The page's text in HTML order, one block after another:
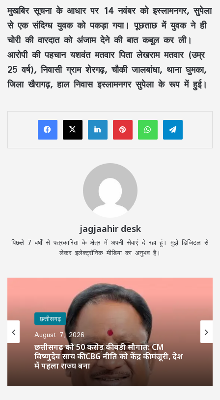
मुखबिर सूचना के आधार पर 14 नवंबर को इस्लामनगर, सुपेला
से एक संदिग्ध युवक को पकड़ा गया। पूछताछ में युवक ने ही
चोरी की वारदात को अंजाम देने की बात कबूल कर ली।
आरोपी की पहचान यशवंत मतवार पिता लेखराम मतवार (उम्र
25 वर्ष), निवासी ग्राम शेरगढ़, चौकी जालबांधा, थाना घुमका,
जिला खैरागढ़, हाल निवास इस्लामनगर सुपेला के रूप में हुई।
LinkedInPinterestWhatsAppTelegram
jagjaahir desk
पिछले 7 वर्षों से पत्रकारिता के क्षेत्र में अपनी सेवाएं दे रहा हूं। मुझे डिजिटल से
लेकर इलेक्ट्रॉनिक मीडिया का अनुभव है।
छत्तीसगढ़
August 7, 2026
छत्तीसगढ़
August 7, 2026
CGPSC ने अफवाहों पर लगाया विराम: SI भर्ती
रिजल्ट में नामों पर उठे सवालों का दिया जवाब,
वायरल दावे बताए गलत